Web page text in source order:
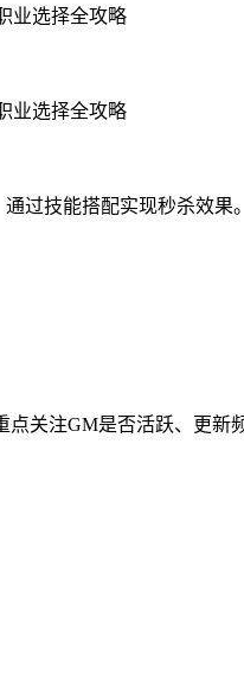
过技能搭配实现秒杀效
关注GM是否活跃、更新